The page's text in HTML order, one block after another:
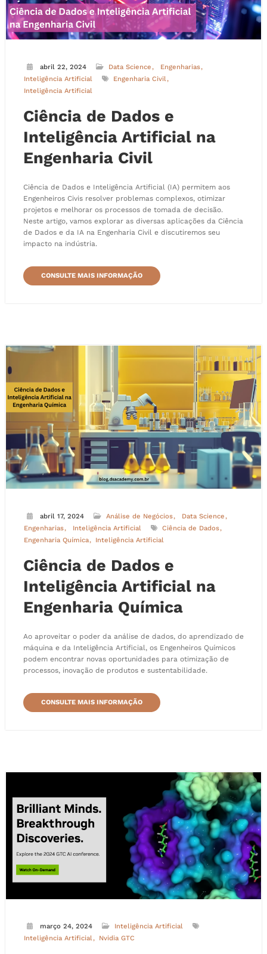
abril 22, 2024 Data Science
Engenharias
Inteligência Artificial
Engenharia Civil
Inteligência Artificial
Ciência de Dados e
Inteligência Artificial na
Engenharia Civil
Ciência de Dados e Inteligência Artificial (IA) permitem aos
Engenheiros Civis resolver problemas complexos, otimizar
projetos e melhorar os processos de tomada de decisão.
Neste artigo, vamos explorar as diversas aplicações da Ciência
de Dados e da IA na Engenharia Civil e discutiremos seu
impacto na indústria.
CONSULTE MAIS INFORMAÇÃO
abril 17, 2024 Análise de Negócios
Data Science
Engenharias
Inteligência Artificial
Ciência de Dados
Engenharia Química
Inteligência Artificial
Ciência de Dados e
Inteligência Artificial na
Engenharia Química
Ao aproveitar o poder da análise de dados, do aprendizado de
máquina e da Inteligência Artificial, os Engenheiros Químicos
podem encontrar novas oportunidades para otimização de
processos, inovação de produtos e sustentabilidade.
CONSULTE MAIS INFORMAÇÃO
março 24, 2024
Inteligência Artificial
Inteligência Artificial
Nvidia GTC